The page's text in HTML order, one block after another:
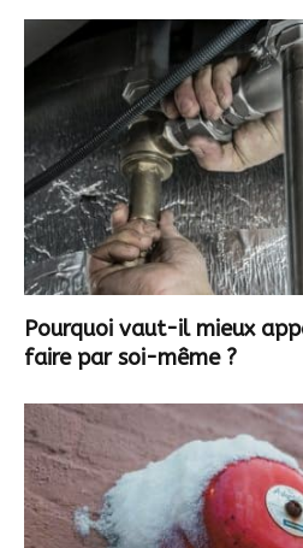
Pourquoi vaut-il mieux
faire par soi-même ?